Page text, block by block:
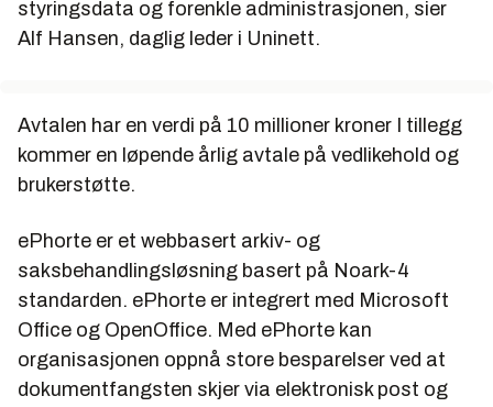
styringsdata og forenkle administrasjonen, sier
Alf Hansen, daglig leder i Uninett.
Avtalen har en verdi på 10 millioner kroner I tillegg
kommer en løpende årlig avtale på vedlikehold og
brukerstøtte.
ePhorte er et webbasert arkiv- og
saksbehandlingsløsning basert på Noark-4
standarden. ePhorte er integrert med Microsoft
Office og OpenOffice. Med ePhorte kan
organisasjonen oppnå store besparelser ved at
dokumentfangsten skjer via elektronisk post og